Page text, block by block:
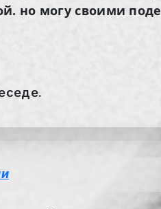
но могу своими